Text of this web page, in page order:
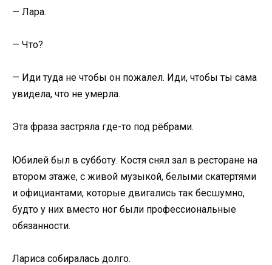
— Лара.
— Что?
— Иди туда не чтобы он пожалел. Иди, чтобы ты сама
увидела, что не умерла.
Эта фраза застряла где-то под рёбрами.
Юбилей был в субботу. Костя снял зал в ресторане на
втором этаже, с живой музыкой, белыми скатертями
и официантами, которые двигались так бесшумно,
будто у них вместо ног были профессиональные
обязанности.
Лариса собиралась долго.